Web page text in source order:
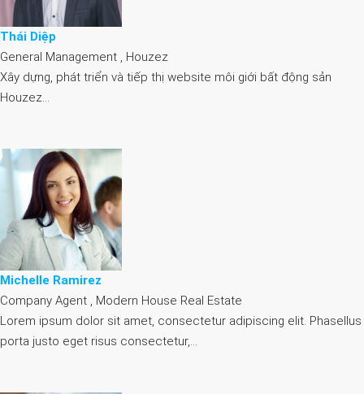
Thái Diệp
General Management , Houzez
Xây dựng, phát triển và tiếp thị website môi giới bất động sản
Houzez…
Michelle Ramirez
Company Agent , Modern House Real Estate
Lorem ipsum dolor sit amet, consectetur adipiscing elit. Phasellus
porta justo eget risus consectetur,…